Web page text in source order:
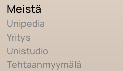
Meistä
Unipedia
Yritys
Unistudio
Tehtaanmyymälä